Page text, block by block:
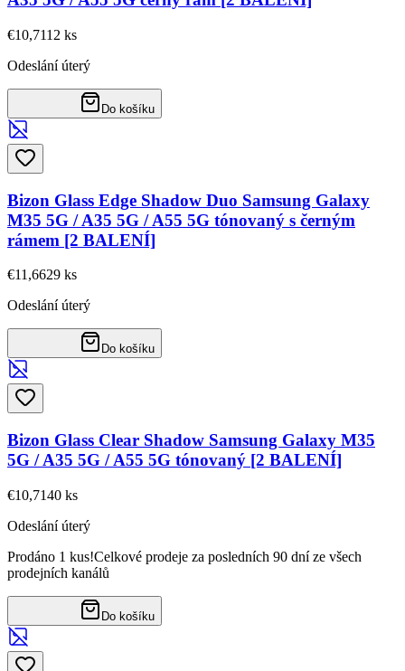
€10,7112 ks
Odeslání úterý
Do košíku
Bizon Glass Edge Shadow Duo Samsung Galaxy
M35 5G / A35 5G / A55 5G tónovaný s černým
rámem [2 BALENÍ]
€11,6629 ks
Odeslání úterý
Do košíku
Bizon Glass Clear Shadow Samsung Galaxy M35
5G / A35 5G / A55 5G tónovaný [2 BALENÍ]
€10,7140 ks
Odeslání úterý
Prodáno 1 kus!Celkové prodeje za posledních 90 dní ze všech
prodejních kanálů
Do košíku